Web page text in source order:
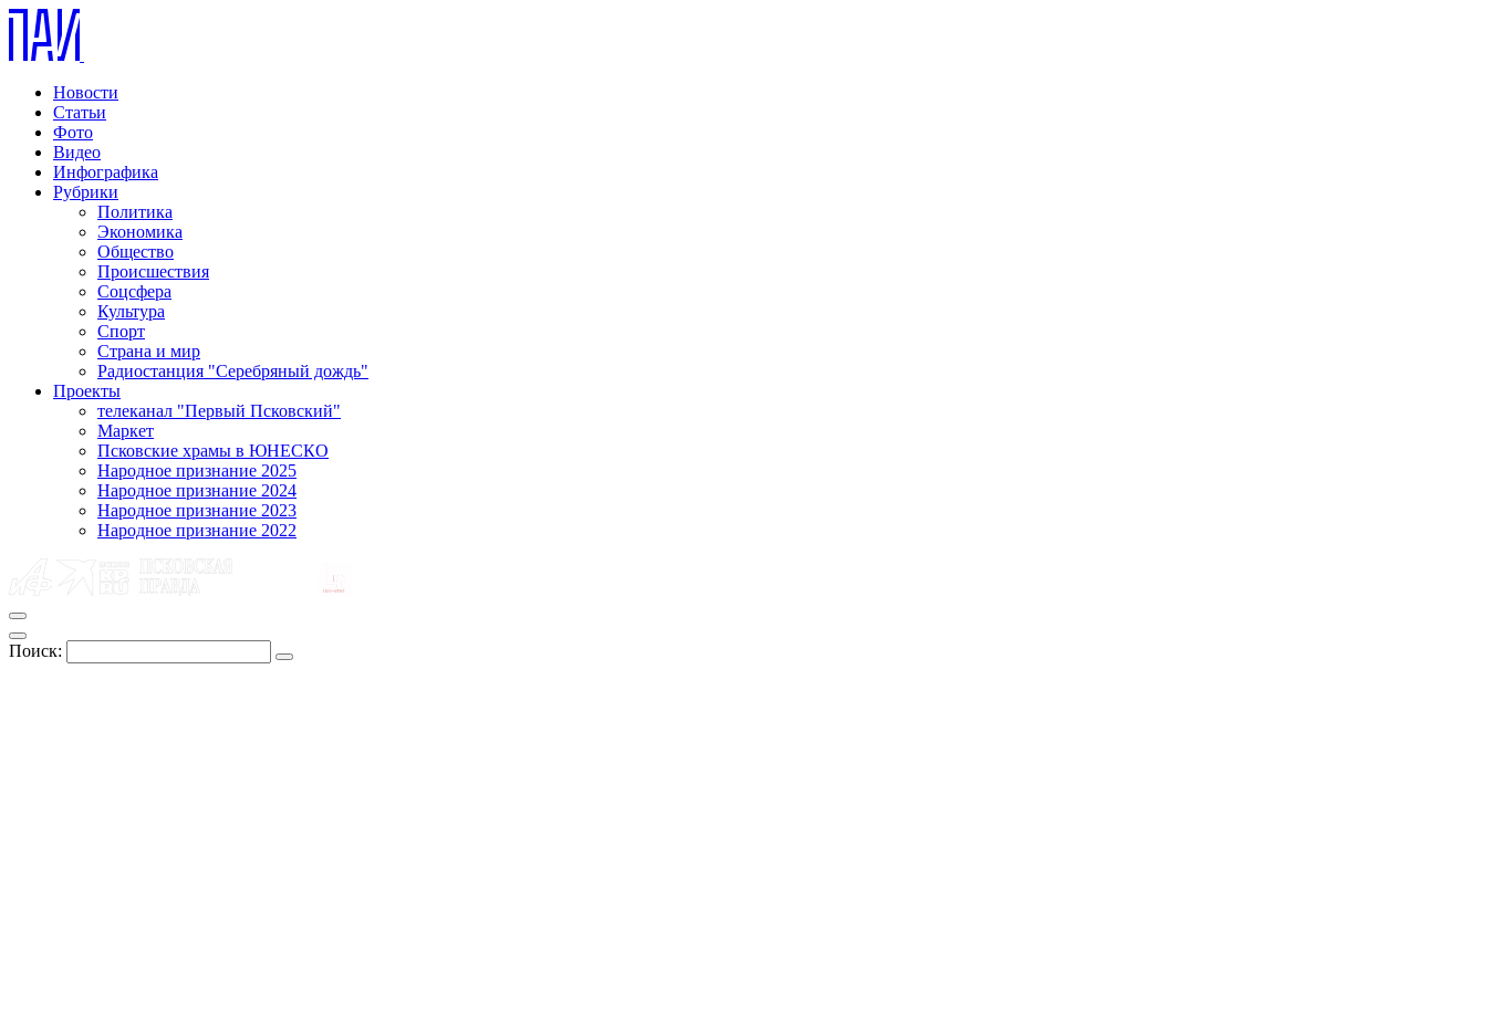
Новости
Статьи
Фото
Видео
Инфографика
Рубрики
Политика
Экономика
Общество
Происшествия
Соцсфера
Культура
Спорт
Страна и мир
Радиостанция "Серебряный дождь"
Проекты
телеканал "Первый Псковский"
Маркет
Псковские храмы в ЮНЕСКО
Народное признание 2025
Народное признание 2024
Народное признание 2023
Народное признание 2022
Поиск: